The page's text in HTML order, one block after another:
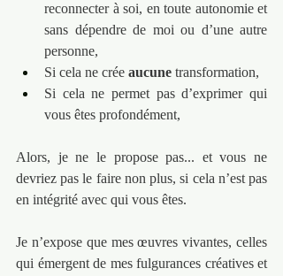
reconnecter à soi, en toute autonomie et
sans dépendre de moi ou d’une autre
personne,
Si cela ne crée aucune transformation,
Si cela ne permet pas d’exprimer qui
vous êtes profondément,
Alors, je ne le propose pas... et vous ne
devriez pas le faire non plus, si cela n’est pas
en intégrité avec qui vous êtes.
Je n’expose que mes œuvres vivantes, celles
qui émergent de mes fulgurances créatives et